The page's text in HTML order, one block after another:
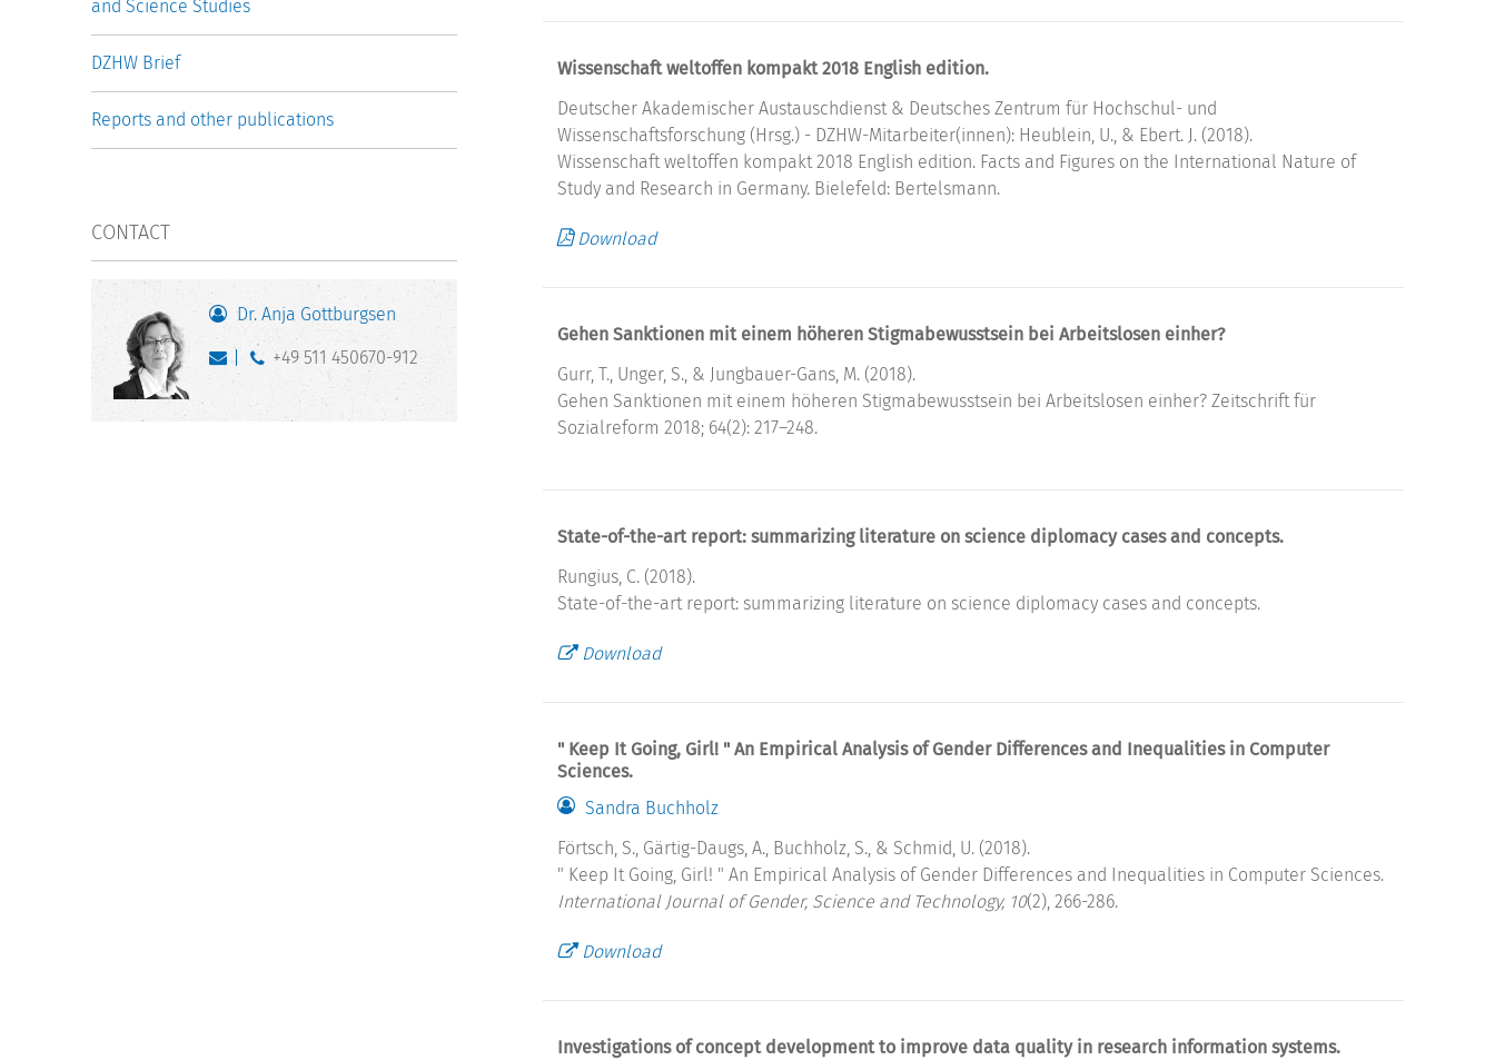
Wissenschaft weltoffen kompakt 2018 English edition.
Deutscher Akademischer Austauschdienst & Deutsches Zentrum für Hochschul- und
Wissenschaftsforschung (Hrsg.) - DZHW-Mitarbeiter(innen): Heublein, U., & Ebert. J. (2018).
Wissenschaft weltoffen kompakt 2018 English edition. Facts and Figures on the International Nature of
Study and Research in Germany. Bielefeld: Bertelsmann.
Download
Gehen Sanktionen mit einem höheren Stigmabewusstsein bei Arbeitslosen einher?
Gurr, T., Unger, S., & Jungbauer-Gans, M. (2018).
Gehen Sanktionen mit einem höheren Stigmabewusstsein bei Arbeitslosen einher? Zeitschrift für
Sozialreform 2018; 64(2): 217–248.
State-of-the-art report: summarizing literature on science diplomacy cases and concepts.
Rungius, C. (2018).
State-of-the-art report: summarizing literature on science diplomacy cases and concepts.
Download
" Keep It Going, Girl! " An Empirical Analysis of Gender Differences and Inequalities in Computer
Sciences.
Sandra Buchholz
Förtsch, S., Gärtig-Daugs, A., Buchholz, S., & Schmid, U. (2018).
" Keep It Going, Girl! " An Empirical Analysis of Gender Differences and Inequalities in Computer Sciences.
International Journal of Gender, Science and Technology, 10(2), 266-286.
Download
Investigations of concept development to improve data quality in research information systems.
and Science Studies
DZHW Brief
Reports and other publications
CONTACT
Dr. Anja Gottburgsen
+49 511 450670-912